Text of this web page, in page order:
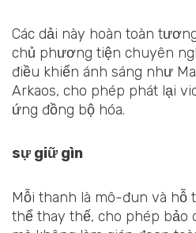
Các dải này hoàn toàn
chủ phương tiện chuyên
điều khiển ánh sáng như
Arkaos, cho phép phát lại
ứng đồng bộ hóa.
sự giữ gìn
Mỗi thanh là mô-đun và hỗ
thể thay thế, cho phép bảo